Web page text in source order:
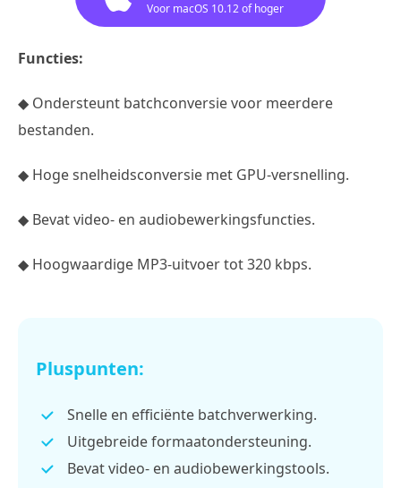
Voor macOS 10.12 of hoger
Functies:
◆ Ondersteunt batchconversie voor meerdere
bestanden.
◆ Hoge snelheidsconversie met GPU-versnelling.
◆ Bevat video- en audiobewerkingsfuncties.
◆ Hoogwaardige MP3-uitvoer tot 320 kbps.
Pluspunten:
Snelle en efficiënte batchverwerking.
Uitgebreide formaatondersteuning.
Bevat video- en audiobewerkingstools.